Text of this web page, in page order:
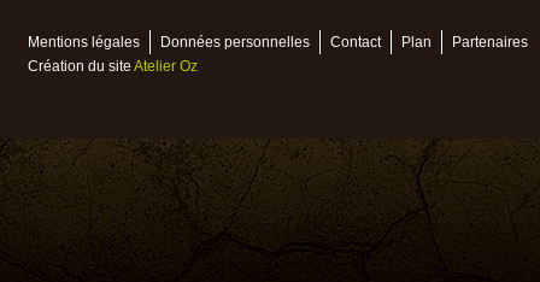
Mentions légales Données personnelles Contact Plan
Partenaires
Création du site Atelier Oz